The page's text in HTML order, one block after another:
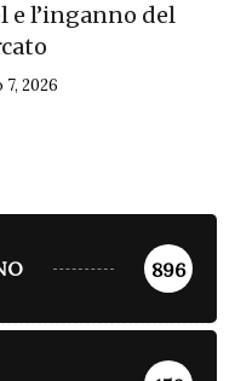
e l’inganno del
2026
896